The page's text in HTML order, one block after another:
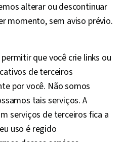
alterar ou descontinuar
momento, sem aviso prévio.
que você crie links ou
de terceiros
por você. Não somos
tais serviços. A
serviços de terceiros fica a
uso é regido